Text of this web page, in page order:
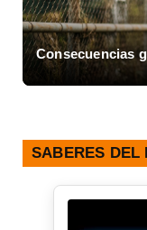
Consecuencias
SABERES DEL